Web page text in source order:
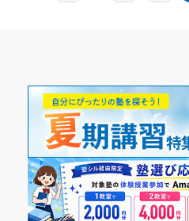
夏期講習
通塾頻度
週1日
塾内の環境
小さいところだったので冬はと
はないため横の声も聞こえるの
塾周辺の環境
駐車場は狭く、目の前は大通り
い。みんな自転車で通っていた
低学年の時は送迎してもらって